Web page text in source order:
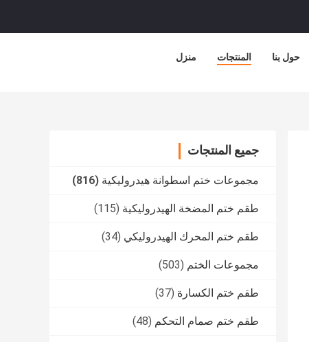
منزل المنتجات حول بنا
جميع المنتجات
مجموعات ختم اسطوانة هيدروليكية (816)
طقم ختم المضخة الهيدروليكية (115)
طقم ختم المحرك الهيدروليكي (34)
مجموعات الختم (503)
طقم ختم الكسارة (37)
طقم ختم صمام التحكم (48)